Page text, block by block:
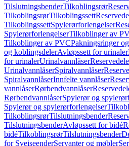
TilslutningsbenderTilkoblingsrør
TilkoblingsrørTilkoblingssett
TilkoblingssettSpylerørforlengelser
SpylerørforlengelserTilkoblinger av
Tilkoblinger av PVCPakningsringer
og koblingsdelerAvløpssett for urinaler
for urinalerUrinalvannlåser
UrinalvannlåserSpiralvannlåser
SpiralvannlåserInnfelte vannlåser
vannlåserRørbendvannlåser
RørbendvannlåserSpylerør og
Spylerør og spylerørforlengelser
TilkoblingsrørTilslutningsbender
TilslutningsbenderAvløpssett for bidé
bidéTilkoblingsrørTilslutningsbender
for SveiseenderServanter og møbler